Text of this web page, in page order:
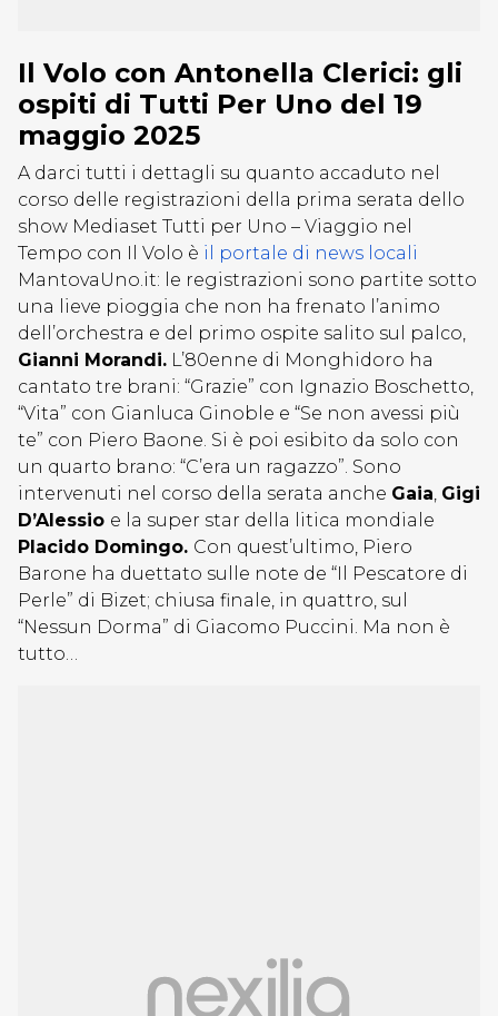
Il Volo con Antonella Clerici: gli
ospiti di Tutti Per Uno del 19
maggio 2025
A darci tutti i dettagli su quanto accaduto nel
corso delle registrazioni della prima serata dello
show Mediaset Tutti per Uno – Viaggio nel
Tempo con Il Volo è il portale di news locali
MantovaUno.it: le registrazioni sono partite sotto
una lieve pioggia che non ha frenato l’animo
dell’orchestra e del primo ospite salito sul palco,
Gianni Morandi. L’80enne di Monghidoro ha
cantato tre brani: “Grazie” con Ignazio Boschetto,
“Vita” con Gianluca Ginoble e “Se non avessi più
te” con Piero Baone. Si è poi esibito da solo con
un quarto brano: “C’era un ragazzo”. Sono
intervenuti nel corso della serata anche Gaia, Gigi
D’Alessio e la super star della litica mondiale
Placido Domingo. Con quest’ultimo, Piero
Barone ha duettato sulle note de “Il Pescatore di
Perle” di Bizet; chiusa finale, in quattro, sul
“Nessun Dorma” di Giacomo Puccini. Ma non è
tutto…